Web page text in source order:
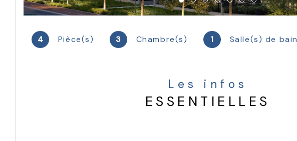
4 Pièce(s) 3 Chambre(s) 1 Salle(s) de bain
Les infos
ESSENTIELLES